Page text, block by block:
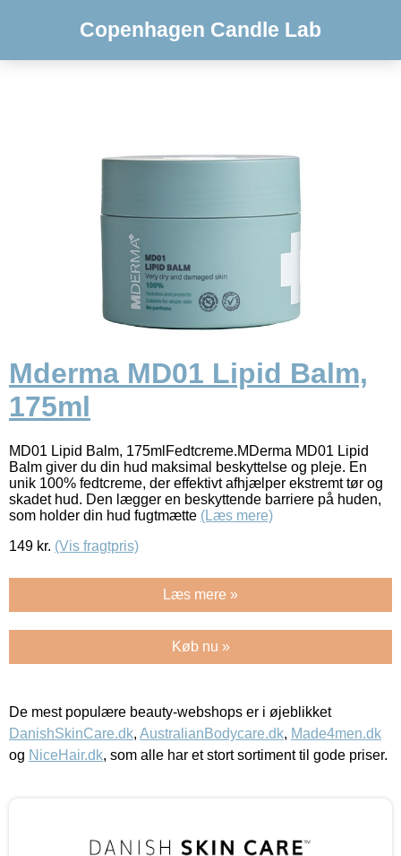
Copenhagen Candle Lab
Mderma MD01 Lipid Balm,
175ml
MD01 Lipid Balm, 175mlFedtcreme.MDerma MD01 Lipid
Balm giver du din hud maksimal beskyttelse og pleje. En
unik 100% fedtcreme, der effektivt afhjælper ekstremt tør og
skadet hud. Den lægger en beskyttende barriere på huden,
som holder din hud fugtmætte (Læs mere)
149 kr. (Vis fragtpris)
Læs mere »
Køb nu »
De mest populære beauty-webshops er i øjeblikket
DanishSkinCare.dk, AustralianBodycare.dk, Made4men.dk
og NiceHair.dk, som alle har et stort sortiment til gode priser.